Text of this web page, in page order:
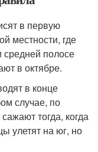
в первую
местности, где
полосе
в октябре.
в конце
случае, по
тогда, когда
улетят на юг, но